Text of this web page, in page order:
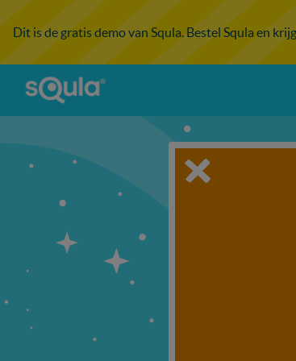
Dit is de gratis demo van Squla. Bestel Squla en